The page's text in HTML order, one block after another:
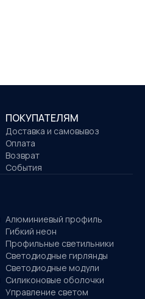
ПОКУПАТЕЛЯМ
Доставка и самовывоз
Оплата
Возврат
События
Алюминиевый профиль
Гибкий неон
Профильные светильники
Светодиодные гирлянды
Светодиодные модули
Силиконовые оболочки
Управление светом